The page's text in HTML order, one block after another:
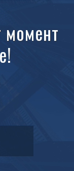
момент